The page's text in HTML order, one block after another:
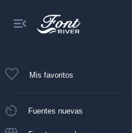
Mis favoritos
Fuentes nuevas